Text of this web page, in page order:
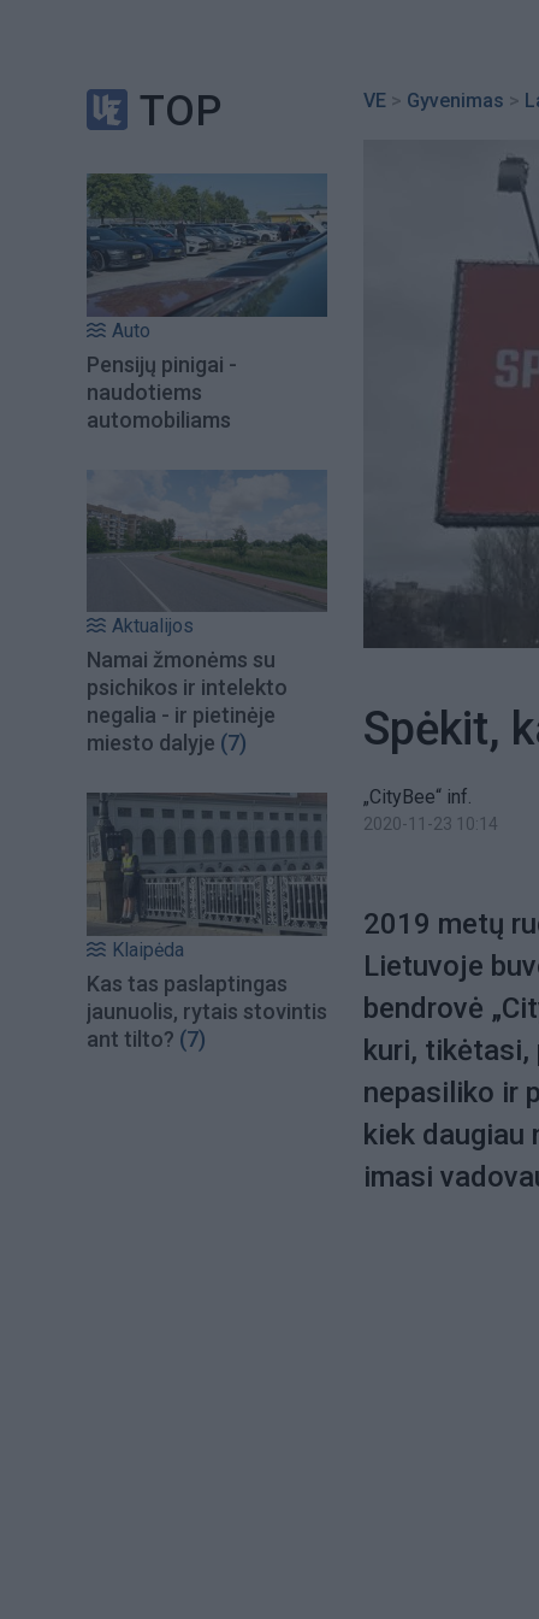
TOP
Auto
Pensijų pinigai -
naudotiems
automobiliams
Aktualijos
Namai žmonėms su
psichikos ir intelekto
negalia - ir pietinėje
miesto dalyje (7)
Klaipėda
Kas tas paslaptingas
jaunuolis, rytais stovintis
ant tilto? (7)
VE > Gyvenimas >
Spėkit,
„CityBee“ inf.
2020-11-23 10:14
2019 metų
Lietuvoje
bendrovė
kuri,
nepasiliko ir
kiek daugiau
imasi